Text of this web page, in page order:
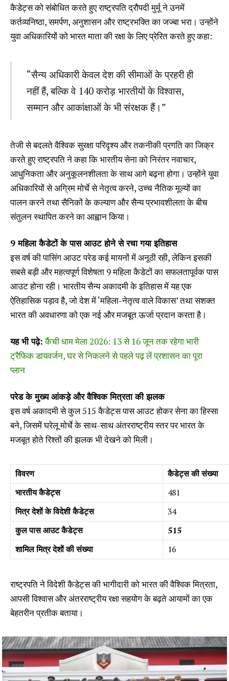
कैडेट्स को संबोधित करते हुए राष्ट्रपति द्रौपदी मुर्मू ने उनमें
कर्तव्यनिष्ठा, समर्पण, अनुशासन और राष्ट्रभक्ति का जज्बा भरा। उन्होंने
युवा अधिकारियों को भारत माता की रक्षा के लिए प्रेरित करते हुए कहा:
“सैन्य अधिकारी केवल देश की सीमाओं के प्रहरी ही
नहीं हैं, बल्कि वे 140 करोड़ भारतीयों के विश्वास,
सम्मान और आकांक्षाओं के भी संरक्षक हैं।”
तेजी से बदलते वैश्विक सुरक्षा परिदृश्य और तकनीकी प्रगति का जिक्र
करते हुए राष्ट्रपति ने कहा कि भारतीय सेना को निरंतर नवाचार,
आधुनिकता और अनुकूलनशीलता के साथ आगे बढ़ना होगा। उन्होंने युवा
अधिकारियों से अग्रिम मोर्चे से नेतृत्व करने, उच्च नैतिक मूल्यों का
पालन करने तथा सैनिकों के कल्याण और सैन्य प्रभावशीलता के बीच
संतुलन स्थापित करने का आह्वान किया।
9 महिला कैडेटों के पास आउट होने से रचा गया इतिहास
इस वर्ष की पासिंग आउट परेड कई मायनों में अनूठी रही, लेकिन इसकी
सबसे बड़ी और महत्वपूर्ण विशेषता 9 महिला कैडेटों का सफलतापूर्वक पास
आउट होना रही। भारतीय सैन्य अकादमी के इतिहास में यह एक
ऐतिहासिक पड़ाव है, जो देश में ‘महिला-नेतृत्व वाले विकास’ तथा सशक्त
भारत की अवधारणा को एक नई और मजबूत ऊर्जा प्रदान करता है।
यह भी पढ़े: कैंची धाम मेला 2026: 13 से 16 जून तक रहेगा भारी
ट्रैफिक डायवर्जन, घर से निकलने से पहले पढ़ लें प्रशासन का पूरा
प्लान
परेड के मुख्य आंकड़े और वैश्विक मित्रता की झलक
इस वर्ष अकादमी से कुल 515 कैडेट्स पास आउट होकर सेना का हिस्सा
बने, जिसमें घरेलू मोर्चे के साथ-साथ अंतरराष्ट्रीय स्तर पर भारत के
मजबूत होते रिश्तों की झलक भी देखने को मिली।
विवरण
कैडेट्स की संख्या
भारतीय कैडेट्स
481
मित्र देशों के विदेशी कैडेट्स
34
कुल पास आउट कैडेट्स
515
शामिल मित्र देशों की संख्या
16
राष्ट्रपति ने विदेशी कैडेट्स की भागीदारी को भारत की वैश्विक मित्रता,
आपसी विश्वास और अंतरराष्ट्रीय रक्षा सहयोग के बढ़ते आयामों का एक
बेहतरीन प्रतीक बताया।